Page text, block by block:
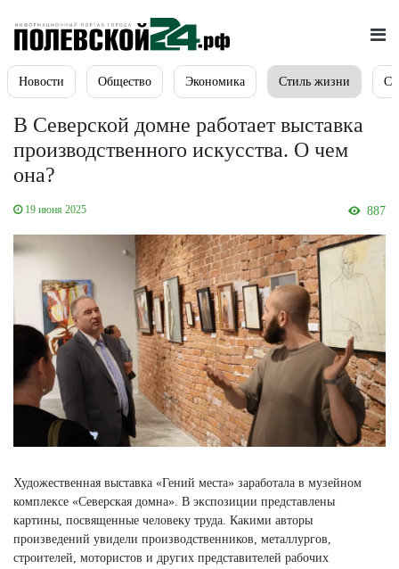
Новости Общество Экономика Стиль жизни
В Северской домне работает выставка
производственного искусства. О чем
она?
19 июня 2025 887
Художественная выставка «Гений места» заработала в музейном
комплексе «Северская домна». В экспозиции представлены
картины, посвященные человеку труда. Какими авторы
произведений увидели производственников, металлургов,
строителей, мотористов и других представителей рабочих